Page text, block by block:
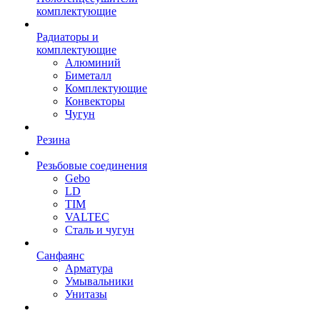
комплектующие
Радиаторы и
комплектующие
Алюминий
Биметалл
Комплектующие
Конвекторы
Чугун
Резина
Резьбовые соединения
Gebo
LD
TIM
VALTEC
Сталь и чугун
Санфаянс
Арматура
Умывальники
Унитазы